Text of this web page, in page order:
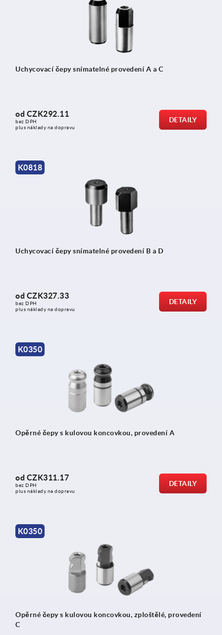
Uchycovací čepy snímatelné provedení A a C
od CZK292.11
bez DPH
plus náklady na dopravu
DETAILY
K0818
Uchycovací čepy snímatelné provedení B a D
od CZK327.33
bez DPH
plus náklady na dopravu
DETAILY
K0350
Opěrné čepy s kulovou koncovkou, provedení A
od CZK311.17
bez DPH
plus náklady na dopravu
DETAILY
K0350
Opěrné čepy s kulovou koncovkou, zploštělé, provedení
C